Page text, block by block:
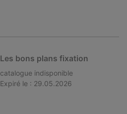
Les bons plans fixation
catalogue indisponible
Expiré le : 29.05.2026